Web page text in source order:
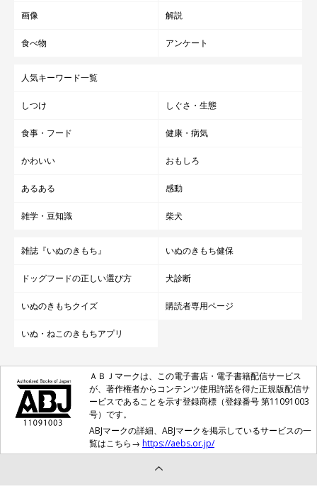
画像 解説
食べ物 アンケート
人気キーワード一覧
しつけ しぐさ・生態
食事・フード 健康・病気
かわいい おもしろ
あるある 感動
雑学・豆知識 柴犬
雑誌『いぬのきもち』 いぬのきもち健保
ドッグフードの正しい選び方 犬診断
いぬのきもちクイズ 購読者専用ページ
いぬ・ねこのきもちアプリ
ＡＢＪマークは、この電子書店・電子書籍配信サービス
が、著作権者からコンテンツ使用許諾を得た正規版配信サ
ービスであることを示す登録商標（登録番号 第11091003
号）です。
ABJマークの詳細、ABJマークを掲示しているサービスの一
覧はこちら→ https://aebs.or.jp/